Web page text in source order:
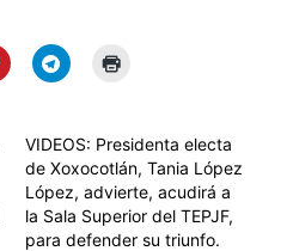
VIDEOS: Presidenta electa
de Xoxocotlán, Tania López
López, advierte, acudirá a
la Sala Superior del TEPJF,
para defender su triunfo.